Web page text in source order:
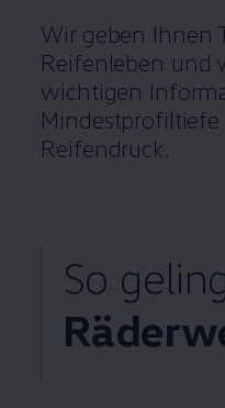
Wir geben Ihnen
Reifenleben und
wichtigen
Reifendruck.
So